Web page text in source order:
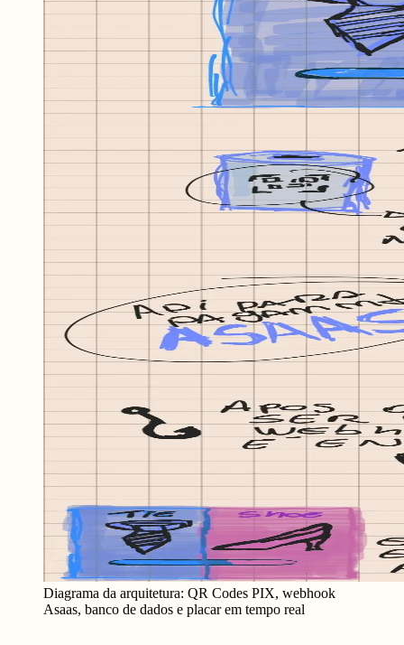
Diagrama da arquitetura: QR Codes PIX, webhook
Asaas, banco de dados e placar em tempo real